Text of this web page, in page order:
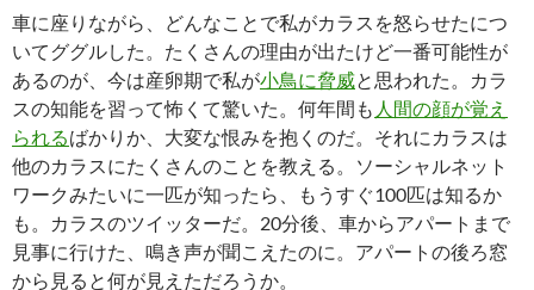
車に座りながら、どんなことで私がカラスを怒らせたにつ
いてググルした。たくさんの理由が出たけど一番可能性が
あるのが、今は産卵期で私が小鳥に脅威と思われた。カラ
スの知能を習って怖くて驚いた。何年間も 人間の顔が覚え
られるばかりか、大変な恨みを抱くのだ。それにカラスは
他のカラスにたくさんのことを教える。ソーシャルネット
ワークみたいに一匹が知ったら、もうすぐ100匹は知るか
も。カラスのツイッターだ。20分後、車からアパートまで
見事に行けた、鳴き声が聞こえたのに。アパートの後ろ窓
から見ると何が見えただろうか。